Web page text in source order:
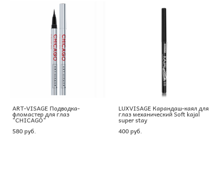
ART-VISAGE Подводка-
фломастер для глаз
"CHICAGO"
580 pуб.
LUXVISAGE Карандаш-каял для
глаз механический Soft kajal
super stay
400 pуб.